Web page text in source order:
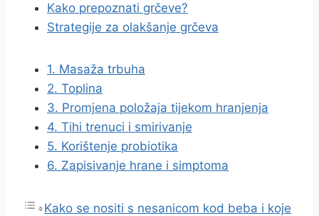
Kako prepoznati grčeve?
Strategije za olakšanje grčeva
1. Masaža trbuha
2. Toplina
3. Promjena položaja tijekom hranjenja
4. Tihi trenuci i smirivanje
5. Korištenje probiotika
6. Zapisivanje hrane i simptoma
Kako se nositi s nesanicom kod beba i koje